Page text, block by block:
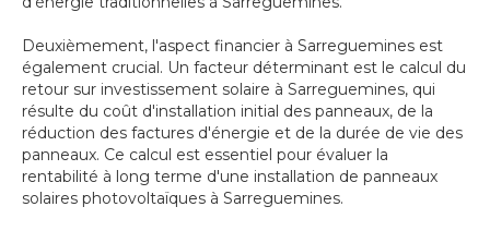
Deuxièmement, l'aspect financier à Sarreguemines est
également crucial. Un facteur déterminant est le calcul du
retour sur investissement solaire à Sarreguemines, qui
résulte du coût d'installation initial des panneaux, de la
réduction des factures d'énergie et de la durée de vie des
panneaux. Ce calcul est essentiel pour évaluer la
rentabilité à long terme d'une installation de panneaux
solaires photovoltaïques à Sarreguemines.